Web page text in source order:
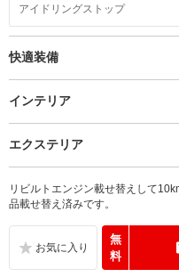
アイドリングストップ
快適装備
インテリア
エクステリア
リビルトエンジン載せ替えして
品載せ替え済みです。
無
料